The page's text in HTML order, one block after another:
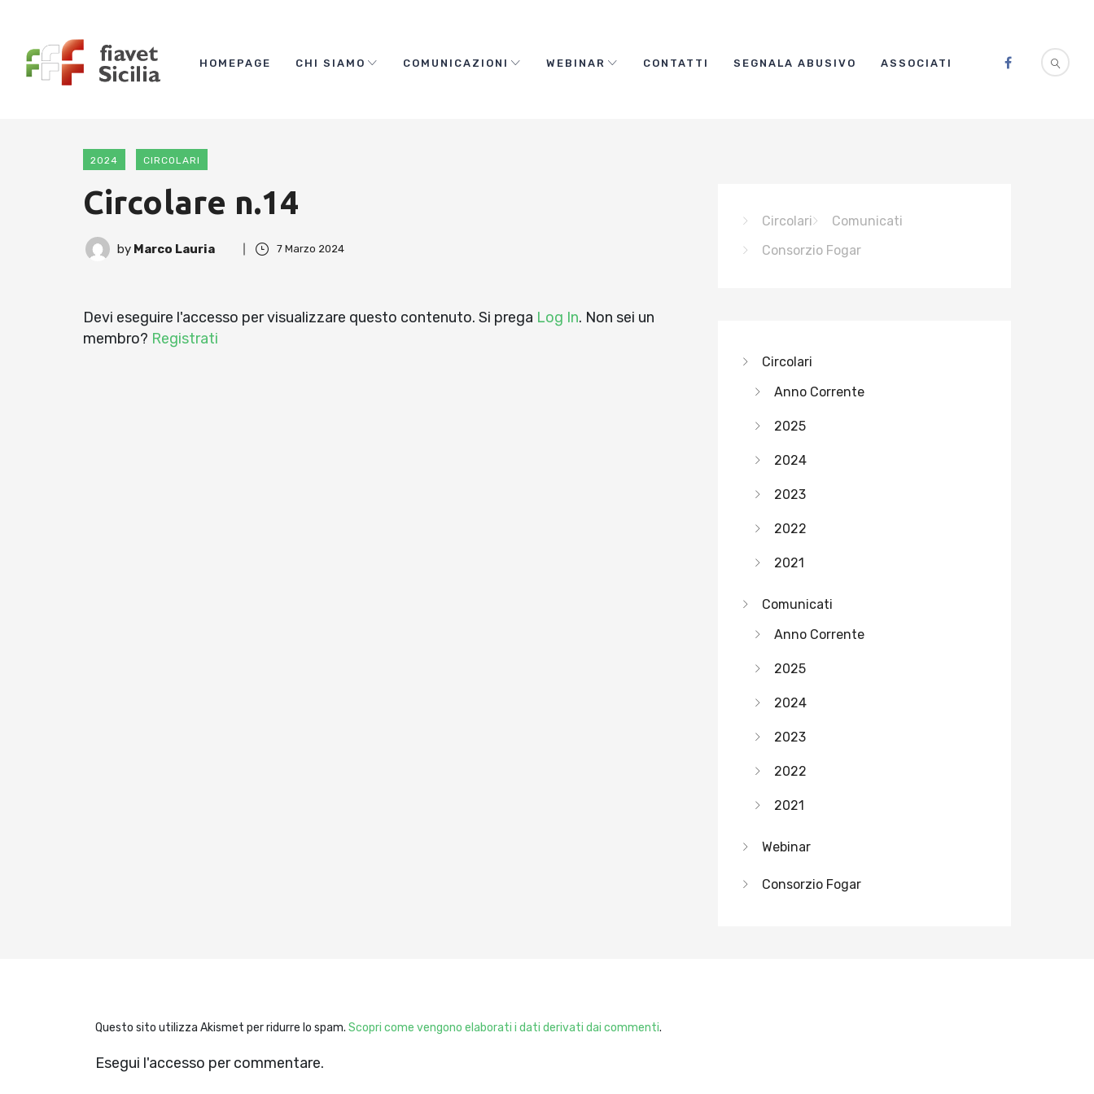
HOMEPAGE CHI SIAMO COMUNICAZIONI WEBINAR CONTATTI SEGNALA ABUSIVO ASSOCIATI
2024 CIRCOLARI
Circolare n.14
by Marco Lauria 7 Marzo 2024
Devi eseguire l'accesso per visualizzare questo contenuto. Si prega Log In. Non sei un
membro? Registrati
Circolari
Comunicati
Consorzio Fogar
Circolari
Anno Corrente
2025
2024
2023
2022
2021
Comunicati
Anno Corrente
2025
2024
2023
2022
2021
Webinar
Consorzio Fogar
Esegui l'accesso per commentare.
Questo sito utilizza Akismet per ridurre lo spam. Scopri come vengono elaborati i dati derivati dai commenti.